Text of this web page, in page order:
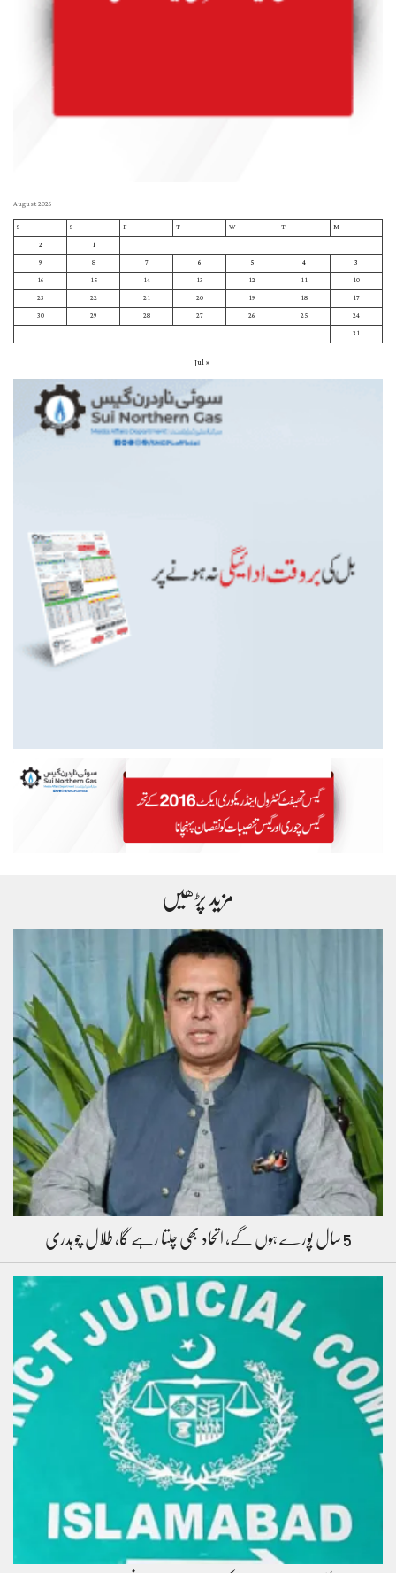
August 2026
M
T
W
T
F
S
S
1
2
3
4
5
6
7
8
9
10
11
12
13
14
15
16
17
18
19
20
21
22
23
24
25
26
27
28
29
30
31
« Jul
مزید پڑھیں
5 سال پورے ہوں گے، اتحاد بھی چلتا رہے گا، طلال چوہدری